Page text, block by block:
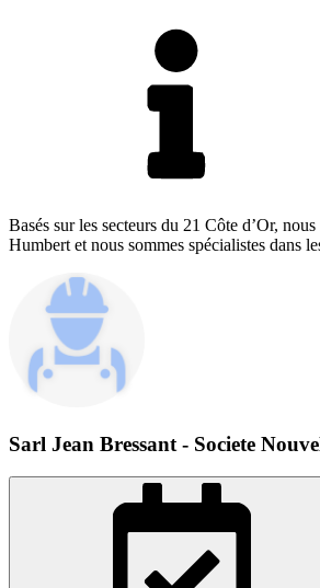
Basés sur les secteurs du 21 Côte d’Or,
Humbert et nous sommes spécialistes dans
Sarl Jean Bressant - Societe